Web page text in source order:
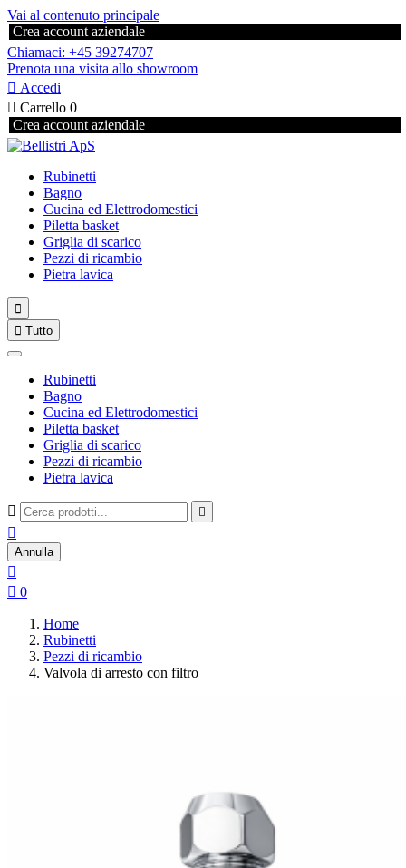
Vai al contenuto principale
Crea account aziendale
Chiamaci: +45 39274707
Prenota una visita allo showroom
 Accedi
 Carrello 0
Crea account aziendale
Rubinetti
Bagno
Cucina ed Elettrodomestici
Piletta basket
Griglia di scarico
Pezzi di ricambio
Pietra lavica

 Tutto
Rubinetti
Bagno
Cucina ed Elettrodomestici
Piletta basket
Griglia di scarico
Pezzi di ricambio
Pietra lavica
 

Annulla

 0
Home
Rubinetti
Pezzi di ricambio
Valvola di arresto con filtro